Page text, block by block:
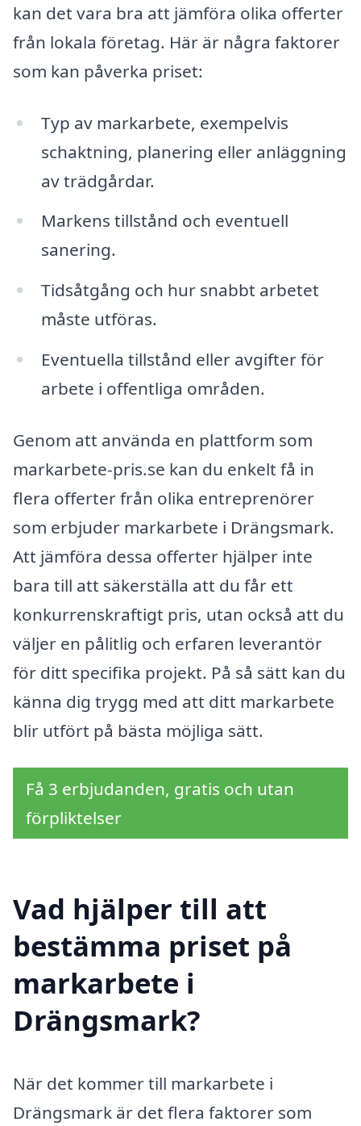
kan det vara bra att jämföra olika offerter
från lokala företag. Här är några faktorer
som kan påverka priset:
Typ av markarbete, exempelvis
schaktning, planering eller anläggning
av trädgårdar.
Markens tillstånd och eventuell
sanering.
Tidsåtgång och hur snabbt arbetet
måste utföras.
Eventuella tillstånd eller avgifter för
arbete i offentliga områden.
Genom att använda en plattform som
markarbete-pris.se kan du enkelt få in
flera offerter från olika entreprenörer
som erbjuder markarbete i Drängsmark.
Att jämföra dessa offerter hjälper inte
bara till att säkerställa att du får ett
konkurrenskraftigt pris, utan också att du
väljer en pålitlig och erfaren leverantör
för ditt specifika projekt. På så sätt kan du
känna dig trygg med att ditt markarbete
blir utfört på bästa möjliga sätt.
Få 3 erbjudanden, gratis och utan
förpliktelser
Vad hjälper till att
bestämma priset på
markarbete i
Drängsmark?
När det kommer till markarbete i
Drängsmark är det flera faktorer som